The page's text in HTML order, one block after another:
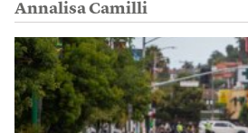
Annalisa Camilli